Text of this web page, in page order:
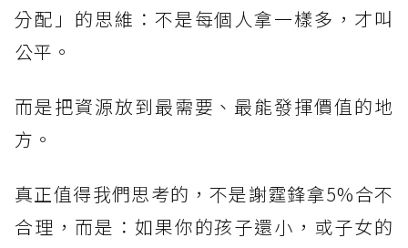
分配」的思維：不是每個人拿一樣多，才叫
公平。
而是把資源放到最需要、最能發揮價值的地
方。
真正值得我們思考的，不是謝霆鋒拿5%合不
合理，而是：如果你的孩子還小，或子女的